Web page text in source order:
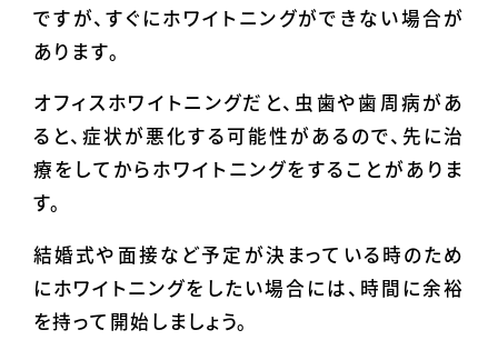
ですが、すぐにホワイトニングができない場合が
あります。
オフィスホワイトニングだと、虫歯や歯周病があ
ると、症状が悪化する可能性があるので、先に治
療をしてからホワイトニングをすることがありま
す。
結婚式や面接など予定が決まっている時のため
にホワイトニングをしたい場合には、時間に余裕
を持って開始しましょう。